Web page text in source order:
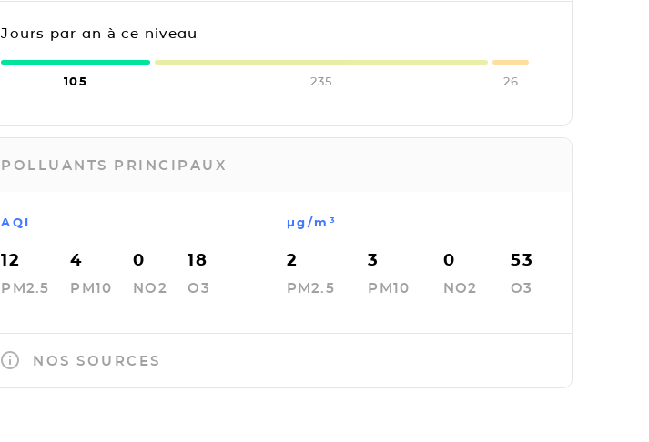
Jours par an à ce niveau
105 235 26
POLLUANTS PRINCIPAUX
AQI
12
PM2.5
4
PM10
0
NO2
18
O3
µg/m³
2
PM2.5
3
PM10
0
NO2
53
O3
NOS SOURCES